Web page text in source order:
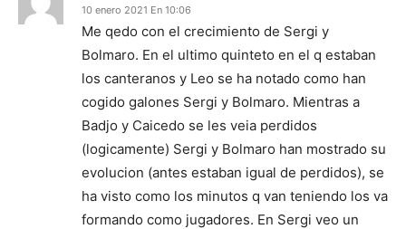
10 enero 2021 En 10:06
Me qedo con el crecimiento de Sergi y
Bolmaro. En el ultimo quinteto en el q estaban
los canteranos y Leo se ha notado como han
cogido galones Sergi y Bolmaro. Mientras a
Badjo y Caicedo se les veia perdidos
(logicamente) Sergi y Bolmaro han mostrado su
evolucion (antes estaban igual de perdidos), se
ha visto como los minutos q van teniendo los va
formando como jugadores. En Sergi veo un